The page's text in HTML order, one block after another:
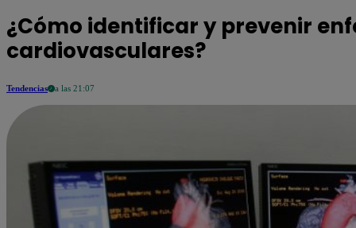
¿Cómo identificar y prevenir
cardiovasculares?
Tendencias a las 21:07